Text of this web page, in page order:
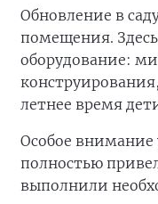
Обновление в
помещения.
оборудование:
летнее время
Особое
полностью
выполнили